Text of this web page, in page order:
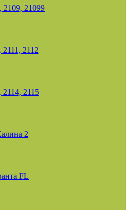
21099
2112
2115
2
FL